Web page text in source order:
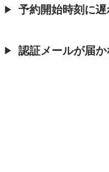
▶ 予約開始時刻に
▶ 認証メールが届か